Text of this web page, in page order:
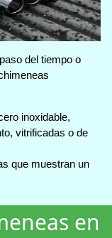
del tiempo o
inoxidable,
vitrificadas o de
que muestran un
en